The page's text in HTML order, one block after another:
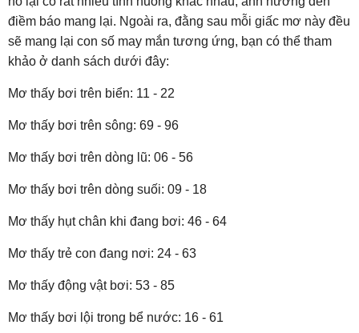
điềm báo mang lại. Ngoài ra, đằng sau mỗi giấc mơ này đều
sẽ mang lại con số may mắn tương ứng, bạn có thể tham
khảo ở danh sách dưới đây:
Mơ thấy bơi trên biển: 11 - 22
Mơ thấy bơi trên sông: 69 - 96
Mơ thấy bơi trên dòng lũ: 06 - 56
Mơ thấy bơi trên dòng suối: 09 - 18
Mơ thấy hụt chân khi đang bơi: 46 - 64
Mơ thấy trẻ con đang nơi: 24 - 63
Mơ thấy động vật bơi: 53 - 85
Mơ thấy bơi lội trong bể nước: 16 - 61